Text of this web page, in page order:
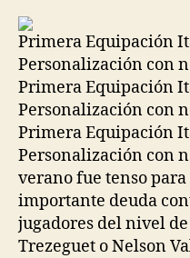
Primera Equipación
Personalización con
Primera Equipación
Personalización con
Primera Equipación
Personalización con
verano fue tenso
importante deuda
jugadores del nivel
Trezeguet o Nelson